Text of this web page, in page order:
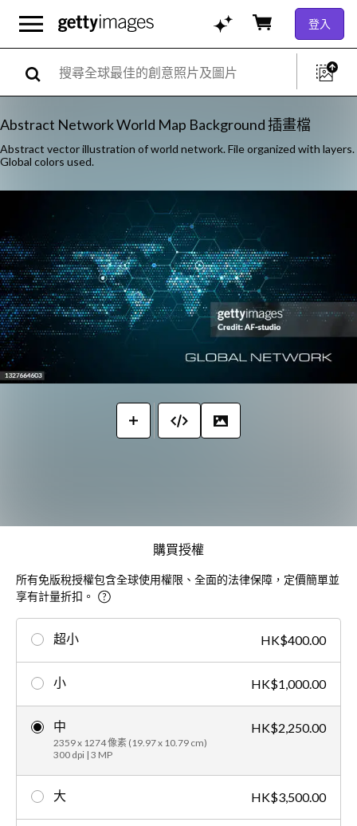
登入
Abstract Network World Map Background 插畫檔
Abstract vector illustration of world network. File organized with layers.
Global colors used.
購買授權
所有免版稅授權包含全球使用權限、全面的法律保障，定價簡單並
享有計量折扣。
超小 HK$400.00
小 HK$1,000.00
中
2359 x 1274 像素 (19.97 x 10.79 cm)
300 dpi | 3 MP
HK$2,250.00
大 HK$3,500.00